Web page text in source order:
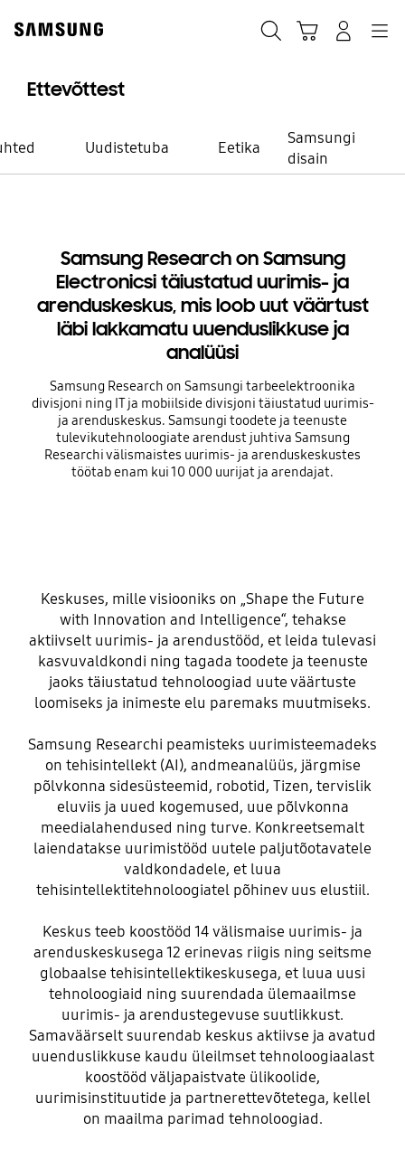
content
accessibility
Ettevõttest
Uudistetuba Eetika
Samsungi
disain
Tuleviku
kujundamine
uuenduslikkuse
ja analüüsi kaudu
Samsung Research on Samsung
Electronicsi täiustatud uurimis- ja
arenduskeskus, mis loob uut väärtust
läbi lakkamatu uuenduslikkuse ja
analüüsi
Samsung Research on Samsungi tarbeelektroonika
divisjoni ning IT ja mobiilside divisjoni täiustatud uurimis-
ja arenduskeskus. Samsungi toodete ja teenuste
tulevikutehnoloogiate arendust juhtiva Samsung
Researchi välismaistes uurimis- ja arenduskeskustes
töötab enam kui 10 000 uurijat ja arendajat.
Keskuses, mille visiooniks on „Shape the Future
with Innovation and Intelligence“, tehakse
aktiivselt uurimis- ja arendustööd, et leida tulevasi
kasvuvaldkondi ning tagada toodete ja teenuste
jaoks täiustatud tehnoloogiad uute väärtuste
loomiseks ja inimeste elu paremaks muutmiseks.
Samsung Researchi peamisteks uurimisteemadeks
on tehisintellekt (AI), andmeanalüüs, järgmise
põlvkonna sidesüsteemid, robotid, Tizen, tervislik
eluviis ja uued kogemused, uue põlvkonna
meedialahendused ning turve. Konkreetsemalt
laiendatakse uurimistööd uutele paljutõotavatele
valdkondadele, et luua
tehisintellektitehnoloogiatel põhinev uus elustiil.
Keskus teeb koostööd 14 välismaise uurimis- ja
arenduskeskusega 12 erinevas riigis ning seitsme
globaalse tehisintellektikeskusega, et luua uusi
tehnoloogiaid ning suurendada ülemaailmse
uurimis- ja arendustegevuse suutlikkust.
Samaväärselt suurendab keskus aktiivse ja avatud
uuenduslikkuse kaudu üleilmset tehnoloogiaalast
koostööd väljapaistvate ülikoolide,
uurimisinstituutide ja partnerettevõtetega, kellel
on maailma parimad tehnoloogiad.